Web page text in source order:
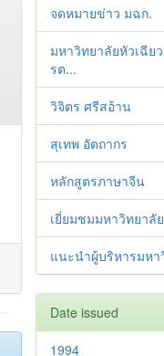
จดหมายข่าว มฉก.
มหาวิทยาลัยหัวเฉีย
รต...
วิจิตร ศรีสอ้าน
สุเทพ อัตถากร
หลักสูตรภาษาจีน
เยี่ยมชมมหาวิทยาลัย
แนะนำผู้บริหารมหา
Date issued
1994